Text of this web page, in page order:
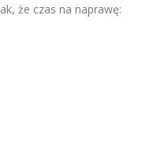
że czas na naprawę: